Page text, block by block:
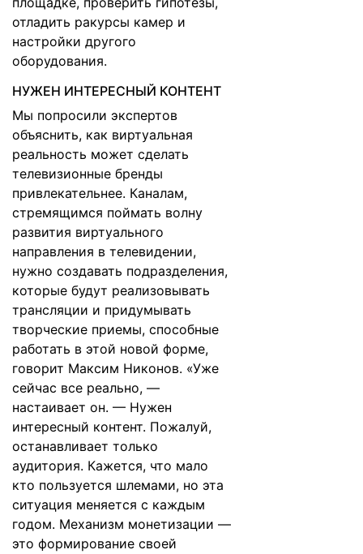
отладить ракурсы камер и
настройки другого
оборудования.
НУЖЕН ИНТЕРЕСНЫЙ КОНТЕНТ
Мы попросили экспертов
объяснить, как виртуальная
реальность может сделать
телевизионные бренды
привлекательнее. Каналам,
стремящимся поймать волну
развития виртуального
направления в телевидении,
нужно создавать подразделения,
которые будут реализовывать
трансляции и придумывать
творческие приемы, способные
работать в этой новой форме,
говорит Максим Никонов. «Уже
сейчас все реально, —
настаивает он. — Нужен
интересный контент. Пожалуй,
останавливает только
аудитория. Кажется, что мало
кто пользуется шлемами, но эта
ситуация меняется с каждым
годом. Механизм монетизации —
это формирование своей